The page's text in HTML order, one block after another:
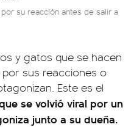
su reacción antes de salir a
y gatos que se hacen
sus reacciones o
Este es el
se volvió viral por un
junto a su dueña.